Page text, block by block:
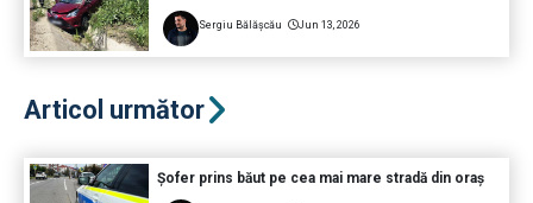
Sergiu Bălășcău Jun 13, 2026
Articol următor
Șofer prins băut pe cea mai mare stradă din oraș